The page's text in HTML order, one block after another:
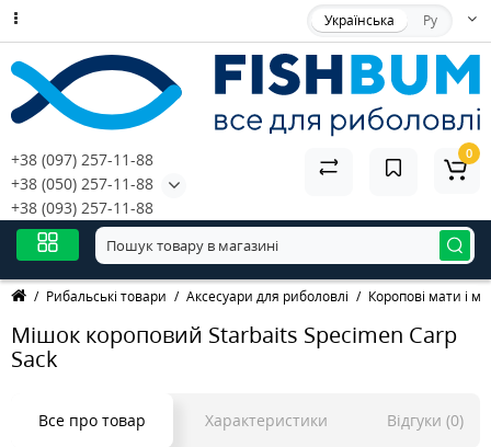
Українська Ру
+38 (097) 257-11-88
+38 (050) 257-11-88
+38 (093) 257-11-88
0
Рибальські товари Аксесуари для риболовлі Коропові мати і
Мішок короповий Starbaits Specimen Carp
Sack
Все про товар Характеристики Відгуки (0)